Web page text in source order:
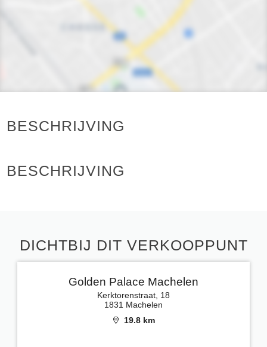
BESCHRIJVING
BESCHRIJVING
DICHTBIJ DIT VERKOOPPUNT
Golden Palace Machelen
Kerktorenstraat, 18
1831 Machelen
19.8 km